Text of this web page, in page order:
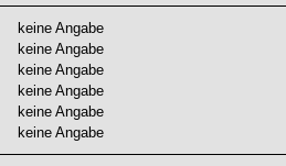
keine Angabe
keine Angabe
keine Angabe
keine Angabe
keine Angabe
keine Angabe